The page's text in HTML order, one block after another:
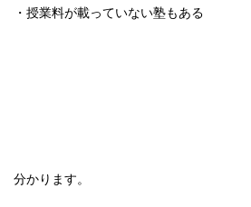
・授業料が載っていない塾もある
分かります。